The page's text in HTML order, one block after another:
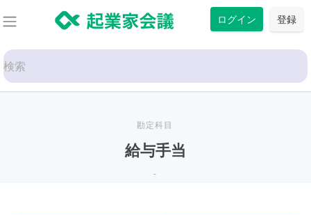
ン
テ
ン
Search
for:
ログイン 登録
勘定科目
給与手当
-